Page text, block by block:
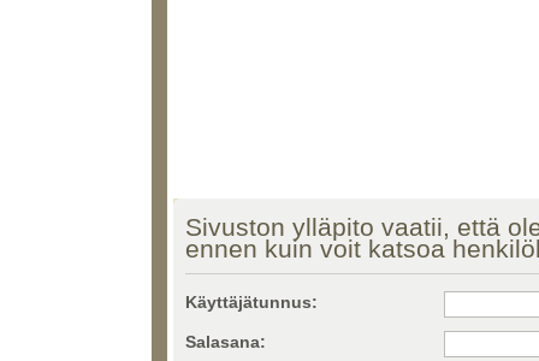
Sivuston ylläpito vaatii, että
ennen kuin voit katsoa
Käyttäjätunnus:
Salasana: